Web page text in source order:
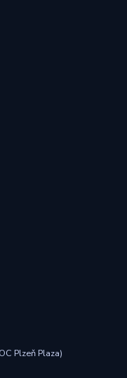
Plzeň Plaza)